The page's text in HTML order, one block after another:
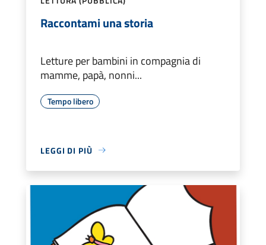
Raccontami una storia
Letture per bambini in compagnia di
mamme, papà, nonni...
Tempo libero
LEGGI DI PIÙ